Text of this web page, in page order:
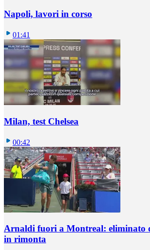
Napoli, lavori in corso
01:41
Milan, test Chelsea
00:42
Arnaldi fuori a Montreal: eliminato
in rimonta